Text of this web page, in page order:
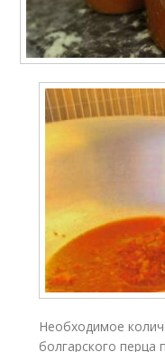
Необходимое
болгарского